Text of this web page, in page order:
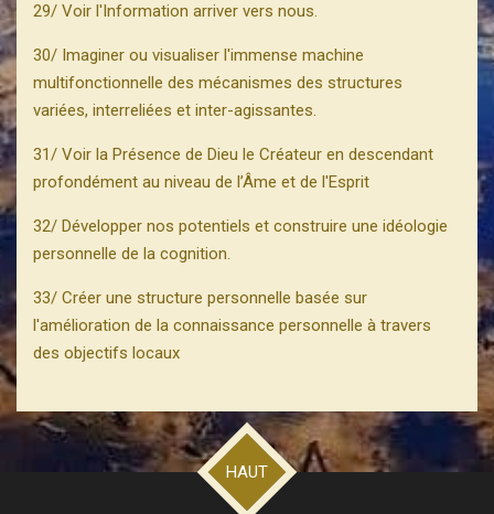
29/ Voir l'Information arriver vers nous.
30/ Imaginer ou visualiser l'immense machine
multifonctionnelle des mécanismes des structures
variées, interreliées et inter-agissantes.
31/ Voir la Présence de Dieu le Créateur en descendant
profondément au niveau de l’Âme et de l'Esprit
32/ Développer nos potentiels et construire une idéologie
personnelle de la cognition.
33/ Créer une structure personnelle basée sur
l'amélioration de la connaissance personnelle à travers
des objectifs locaux
HAUT